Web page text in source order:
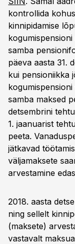
kontrollida
kinnipidamise
samba
päeva aasta 31.
kui pensioniikka
kogumispensioni
samba maksed
detsembrini
1. jaanuarist
peeta.
jätkavad
väljamaksete
arvestamine
2018. aasta
ning sellelt
(maksete)
vastavalt